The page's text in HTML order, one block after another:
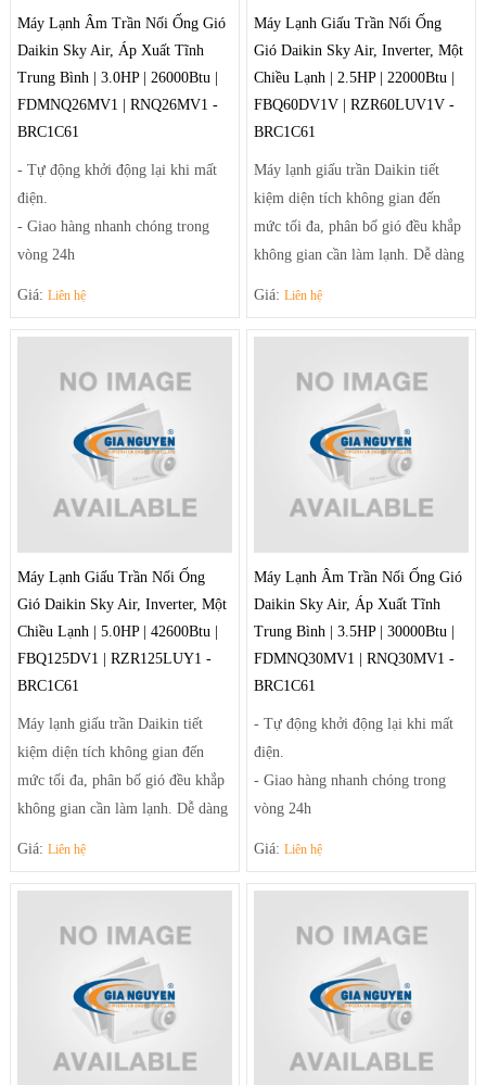
Máy Lạnh Âm Trần Nối Ống Gió
Daikin Sky Air, Áp Xuất Tĩnh
Trung Bình | 3.0HP | 26000Btu |
FDMNQ26MV1 | RNQ26MV1 -
BRC1C61
- Tự động khởi động lại khi mất
điện.
- Giao hàng nhanh chóng trong
vòng 24h
- Thiết kế đơn giản hiện đại phù
hợp với các căn phòng nhỏ gọn và
- Sưởi ấm và làm lạnh nhanh
Giá:Liên hệ
Máy Lạnh Giấu Trần Nối Ống
Gió Daikin Sky Air, Inverter, Một
Chiều Lạnh | 2.5HP | 22000Btu |
FBQ60DV1V | RZR60LUV1V -
BRC1C61
Máy lạnh giấu trần Daikin tiết
kiệm diện tích không gian đến
mức tối đa, phân bố gió đều khắp
không gian cần làm lạnh. Dễ dàng
hướng tạo luồng gió mạnh mẽ
giúp điều tiết luồng gió ra khỏi
máy theo luồng tối ưu và trải rộng
để khí mát có thể đến tận những
góc phòng xa nhất.
Giá: Liên hệ
Máy Lạnh Giấu Trần Nối Ống
Gió Daikin Sky Air, Inverter, Một
Chiều Lạnh | 5.0HP | 42600Btu |
FBQ125DV1 | RZR125LUY1 -
BRC1C61
Máy lạnh giấu trần Daikin tiết
kiệm diện tích không gian đến
mức tối đa, phân bố gió đều khắp
không gian cần làm lạnh. Dễ dàng
hướng tạo luồng gió mạnh mẽ
máy theo luồng tối ưu và trải rộng
để khí mát có thể đến tận những
góc phòng xa nhất.
Giá:Liên hệ
Máy Lạnh Âm Trần Nối Ống Gió
Daikin Sky Air, Áp Xuất Tĩnh
Trung Bình | 3.5HP | 30000Btu |
FDMNQ30MV1 | RNQ30MV1 -
BRC1C61
- Tự động khởi động lại khi mất
điện.
- Giao hàng nhanh chóng trong
vòng 24h
- Thiết kế đơn giản hiện đại phù
- Sưởi ấm và làm lạnh nhanh
Giá: Liên hệ